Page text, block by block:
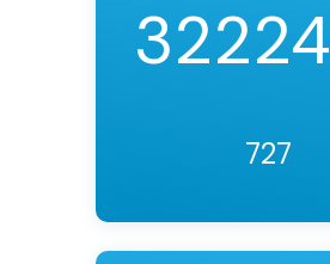
32224
727